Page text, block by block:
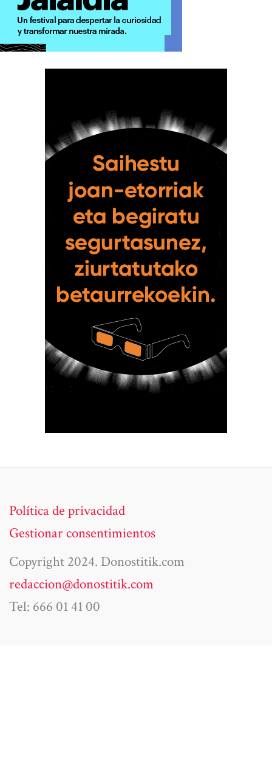
Política de privacidad
Gestionar consentimientos
Copyright 2024. Donostitik.com
redaccion@donostitik.com
Tel: 666 01 41 00